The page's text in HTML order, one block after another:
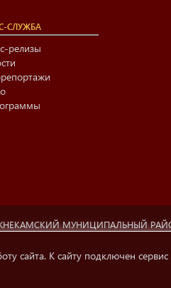
СЛУЖБА
релизы
МУНИЦИПАЛЬНЫЙ
г. Нижнекамска» (423570 РФ,
и СМК.
информации обязательна.Условия
сайта. К сайту подключен